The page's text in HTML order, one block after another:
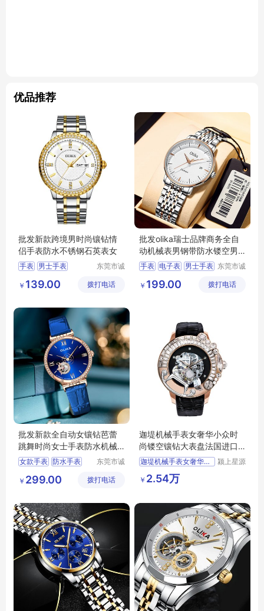
优品推荐
批发新款跨境男时尚镶钻情
侣手表防水不锈钢石英表女
手表 男士手表
电子表
东莞市诚
表有限公
￥ 139.00 拨打电话
批发olika瑞士品牌商务全自
动机械表男钢带防水镂空男
士机械手表
手表 电子表 男士手表 东莞市诚
表有限公
￥ 199.00 拨打电话
批发新款全自动女镶钻芭蕾
跳舞时尚女士手表防水机械
表现货
女款手表 防水手表
镶钻手表
东莞市诚
表有限公
￥ 299.00 拨打电话
迦堤机械手表女奢华小众时
尚镂空镶钻大表盘法国进口
品牌礼物
迦堤机械手表女奢华小众时
颍上星源
￥ 2.54万